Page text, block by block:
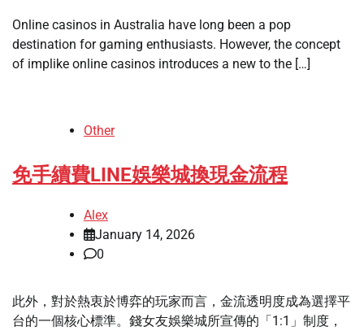
Online casinos in Australia have long been a pop
destination for gaming enthusiasts. However, the concept
of implike online casinos introduces a new to the […]
Other
免手續費LINE娛樂城換現金流程
Alex
January 14, 2026
0
此外，對於熱衷於博弈的玩家而言，金流透明度成為選擇平
台的一個核心標準。錢女友娛樂城所宣傳的「1:1」制度，